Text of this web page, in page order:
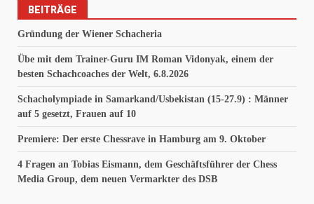
BEITRÄGE
Gründung der Wiener Schacheria
Übe mit dem Trainer-Guru IM Roman Vidonyak, einem der
besten Schachcoaches der Welt, 6.8.2026
Schacholympiade in Samarkand/Usbekistan (15-27.9) : Männer
auf 5 gesetzt, Frauen auf 10
Premiere: Der erste Chessrave in Hamburg am 9. Oktober
4 Fragen an Tobias Eismann, dem Geschäftsführer der Chess
Media Group, dem neuen Vermarkter des DSB